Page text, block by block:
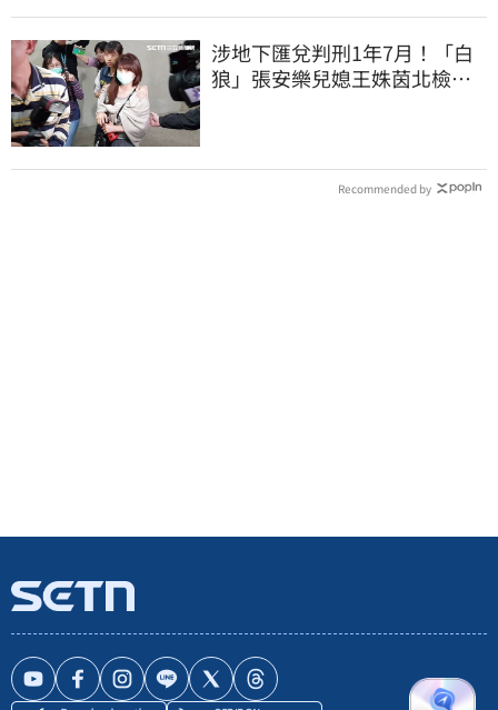
涉地下匯兌判刑1年7月！「白
狼」張安樂兒媳王姝茵北檢報
Recommended by